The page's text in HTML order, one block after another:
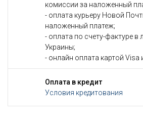
комиссии за наложенный
- оплата курьеру Новой
наложенный платеж;
- оплата по счету-фактуре
Украины;
- онлайн оплата картой Visa
Оплата в кредит
Условия кредитования